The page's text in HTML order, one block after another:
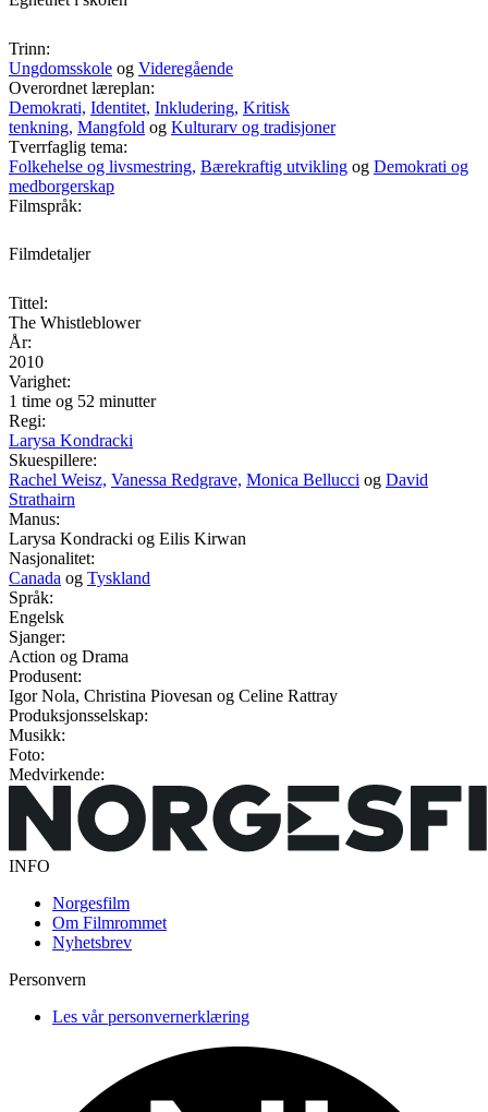
Trinn:
Ungdomsskole og Videregående
Overordnet læreplan:
Demokrati, Identitet, Inkludering, Kritisk
tenkning, Mangfold og Kulturarv og tradisjoner
Tverrfaglig tema:
Folkehelse og livsmestring, Bærekraftig utvikling og Demokrati og
medborgerskap
Filmspråk:
Filmdetaljer
Tittel:
The Whistleblower
År:
2010
Varighet:
1 time og 52 minutter
Regi:
Larysa Kondracki
Skuespillere:
Rachel Weisz, Vanessa Redgrave, Monica Bellucci og David
Strathairn
Manus:
Larysa Kondracki og Eilis Kirwan
Nasjonalitet:
Canada og Tyskland
Språk:
Engelsk
Sjanger:
Action og Drama
Produsent:
Igor Nola, Christina Piovesan og Celine Rattray
Produksjonsselskap:
Musikk:
Foto:
Medvirkende:
INFO
Norgesfilm
Om Filmrommet
Nyhetsbrev
Personvern
Les vår personvernerklæring